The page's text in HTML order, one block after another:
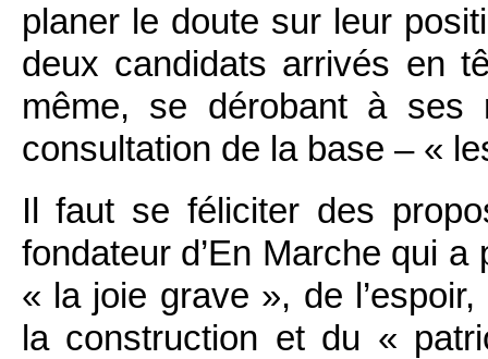
planer le doute sur leur
deux candidats arrivés en
même, se dérobant à ses
consultation de la base – «
Il faut se féliciter des
fondateur d’En Marche qui
« la joie grave », de
la construction et du «